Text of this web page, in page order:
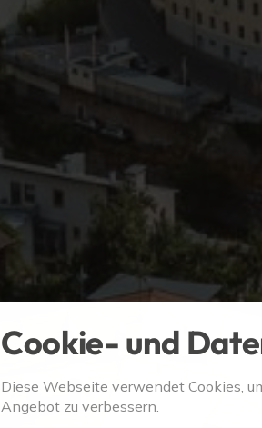
Cookie- und
Diese Webseite verwendet Cookies,
Angebot zu verbessern.